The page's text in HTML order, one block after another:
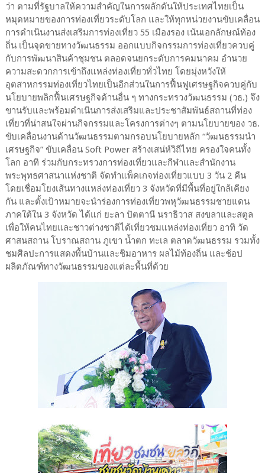
ว่า ตามที่รัฐบาลให้ความสำคัญในการผลักดันให้ประเทศไทยเป็น
หมุดหมายของการท่องเที่ยวระดับโลก และให้ทุกหน่วยงานขับเคลื่อน
การดำเนินงานส่งเสริมการท่องเที่ยว 55 เมืองรอง เน้นเอกลักษณ์ท้อง
ถิ่น เป็นจุดขายทางวัฒนธรรม ออกแบบกิจกรรมการท่องเที่ยวควบคู่
กับการพัฒนาสินค้าชุมชน ตลอดจนยกระดับการคมนาคม อำนวย
ความสะดวกการเข้าถึงแหล่งท่องเที่ยวทั่วไทย โดยมุ่งหวังให้
อุตสาหกรรมท่องเที่ยวไทยเป็นอีกส่วนในการฟื้นฟูเศรษฐกิจควบคู่กับ
นโยบายพลิกฟื้นเศรษฐกิจด้านอื่น ๆ ทางกระทรวงวัฒนธรรม (วธ.) จึง
ขานรับและพร้อมดำเนินการส่งเสริมและประชาสัมพันธ์สถานที่ท่อง
เที่ยวที่น่าสนใจผ่านกิจกรรมและโครงการต่างๆ ตามนโยบายของ วธ.
ขับเคลื่อนงานด้านวัฒนธรรมตามกรอบนโยบายหลัก “วัฒนธรรมนำ
เศรษฐกิจ” ขับเคลื่อน Soft Power สร้างเสน่ห์วิถีไทย ครองใจคนทั้ง
โลก อาทิ ร่วมกับกระทรวงการท่องเที่ยวและกีฬาและสำนักงาน
พระพุทธศาสนาแห่งชาติ จัดทำแพ็คเกจท่องเที่ยวแบบ 3 วัน 2 คืน
โดยเชื่อมโยงเส้นทางแหล่งท่องเที่ยว 3 จังหวัดที่มีพื้นที่อยู่ใกล้เคียง
กัน และตั้งเป้าหมายจะนำร่องการท่องเที่ยวพหุวัฒนธรรมชายแดน
ภาคใต้ใน 3 จังหวัด ได้แก่ ยะลา ปัตตานี นราธิวาส สงขลาและสตูล
เพื่อให้คนไทยและชาวต่างชาติได้เที่ยวชมแหล่งท่องเที่ยว อาทิ วัด
ศาสนสถาน โบราณสถาน ภูเขา น้ำตก ทะเล ตลาดวัฒนธรรม รวมทั้ง
ชมศิลปะการแสดงพื้นบ้านและชิมอาหาร ผลไม้ท้องถิ่น และช้อป
ผลิตภัณฑ์ทางวัฒนธรรมของแต่ละพื้นที่ด้วย